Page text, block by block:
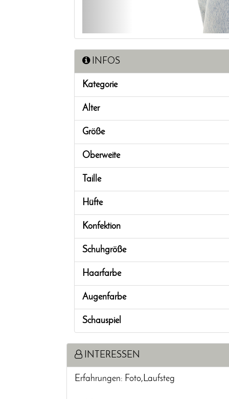
INFOS
Kategorie
Alter
Größe
Oberweite
Taille
Hüfte
Konfektion
Schuhgröße
Haarfarbe
Augenfarbe
Schauspiel
INTERESSEN
Erfahrungen: Foto,Laufsteg